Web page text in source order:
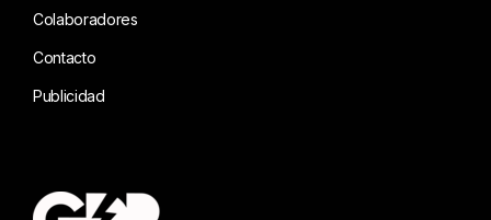
Colaboradores
Contacto
Publicidad